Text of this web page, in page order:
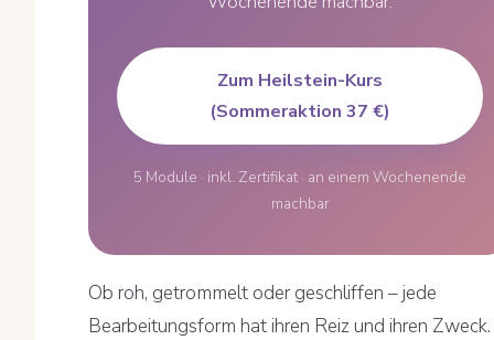
Zum Heilstein-Kurs
(Sommeraktion 37 €)
5 Module · inkl. Zertifikat · an einem Wochenende
machbar
Ob roh, getrommelt oder geschliffen – jede
Bearbeitungsform hat ihren Reiz und ihren Zweck.